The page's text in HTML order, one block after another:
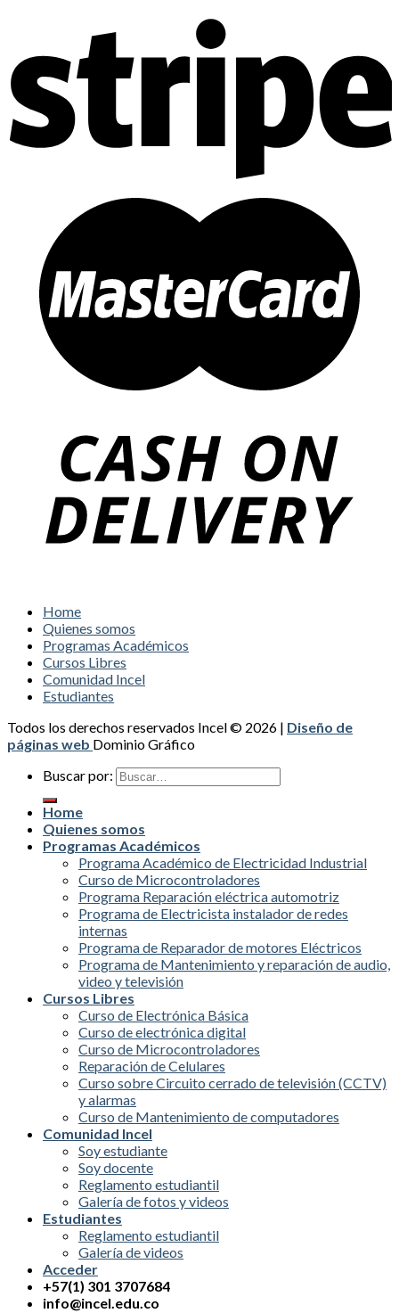
Home
Quienes somos
Programas Académicos
Cursos Libres
Comunidad Incel
Estudiantes
Todos los derechos reservados Incel © 2026 | Diseño de
páginas web Dominio Gráfico
Buscar por:
Home
Quienes somos
Programas Académicos
Programa Académico de Electricidad Industrial
Curso de Microcontroladores
Programa Reparación eléctrica automotriz
Programa de Electricista instalador de redes
internas
Programa de Reparador de motores Eléctricos
Programa de Mantenimiento y reparación de audio,
video y televisión
Cursos Libres
Curso de Electrónica Básica
Curso de electrónica digital
Curso de Microcontroladores
Reparación de Celulares
Curso sobre Circuito cerrado de televisión (CCTV)
y alarmas
Curso de Mantenimiento de computadores
Comunidad Incel
Soy estudiante
Soy docente
Reglamento estudiantil
Galería de fotos y videos
Estudiantes
Reglamento estudiantil
Galería de videos
Acceder
+57(1) 301 3707684
info@incel.edu.co